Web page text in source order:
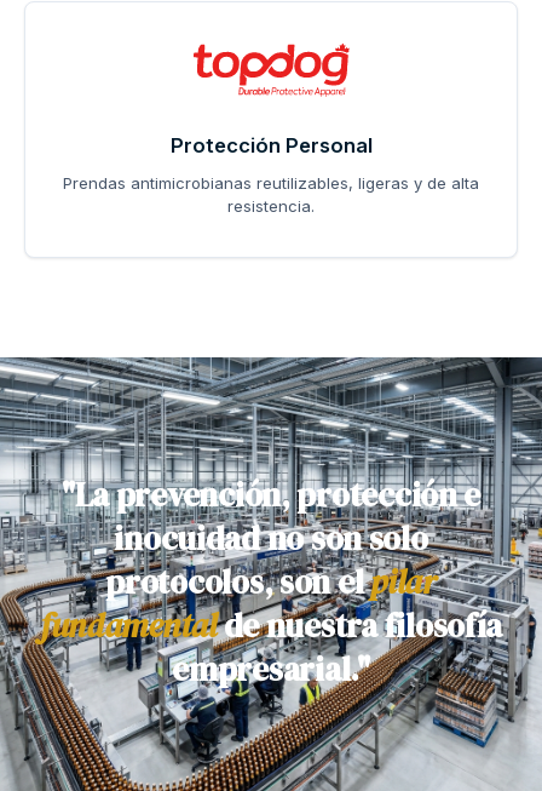
Protección Personal
Prendas antimicrobianas reutilizables, ligeras y de alta
resistencia.
"La prevención, protección e
inocuidad no son solo
protocolos, son elpilar
fundamentalde nuestra filosofía
empresarial."